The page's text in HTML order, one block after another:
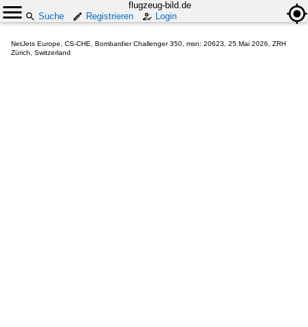
flugzeug-bild.de
Suche
Registrieren Login
NetJets Europe, CS-CHE, Bombardier Challenger 350, msn: 20623, 25.Mai 2026, ZRH
Zürich, Switzerland